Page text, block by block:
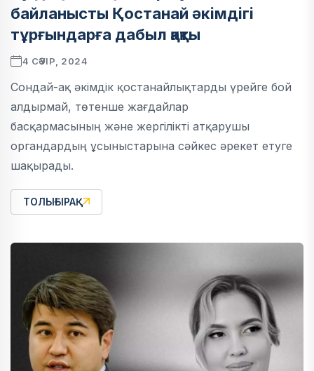
байланысты Қостанай әкімдігі
тұрғындарға дабыл қақты
4 СӘУІР, 2024
Сондай-ақ әкімдік қостанайлықтарды үрейге бой
алдырмай, төтенше жағдайлар
басқармасының және жергілікті атқарушы
органдардың ұсыныстарына сәйкес әрекет етуге
шақырады.
ТОЛЫҒЫРАҚ